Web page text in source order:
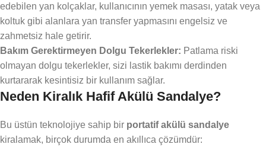
edebilen yan kolçaklar, kullanıcının yemek masası, yatak veya
koltuk gibi alanlara yan transfer yapmasını engelsiz ve
zahmetsiz hale getirir.
Bakım Gerektirmeyen Dolgu Tekerlekler: Patlama riski
olmayan dolgu tekerlekler, sizi lastik bakımı derdinden
kurtararak kesintisiz bir kullanım sağlar.
Neden Kiralık Hafif Akülü Sandalye?
Bu üstün teknolojiye sahip bir portatif akülü sandalye
kiralamak, birçok durumda en akıllıca çözümdür: